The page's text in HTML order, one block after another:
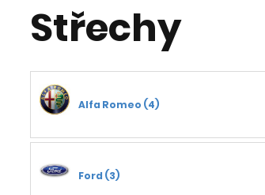
Střechy
Alfa Romeo (4)
Ford (3)